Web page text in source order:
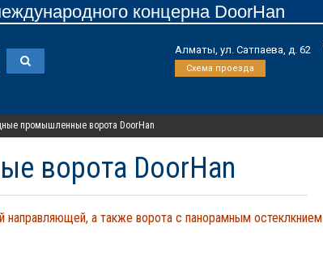
концерна DoorHan
Алматы, ул. Сатпаева, д. 62
Схема проезда
промышленные ворота DoorHan
ворота DoorHan
а также ворота с панорамным остеклкнием